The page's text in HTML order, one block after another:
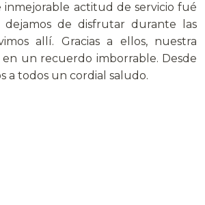
inmejorable actitud de servicio fué
de disfrutar durante las
allí. Gracias a ellos, nuestra
en un recuerdo imborrable. Desde
a todos un cordial saludo.